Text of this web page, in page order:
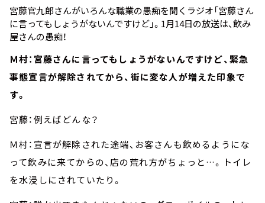
宮藤官九郎さんがいろんな職業の愚痴を聞くラジオ「宮藤さん
に言ってもしょうがないんですけど」。1月14日の放送は、飲み
屋さんの愚痴！
Ｍ村：宮藤さんに言ってもしょうがないんですけど、緊急
事態宣言が解除されてから、街に変な人が増えた印象で
す。
宮藤：例えばどんな？
Ｍ村：宣言が解除された途端、お客さんも飲めるようにな
って飲みに来てからの、店の荒れ方がちょっと…。トイレ
を水浸しにされていたり。